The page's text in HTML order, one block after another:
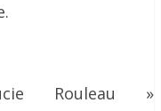
Rouleau »